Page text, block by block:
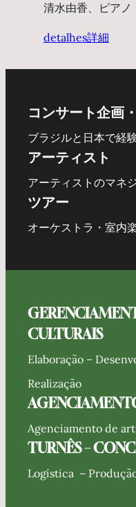
清水由香、ピアノ
detalhes詳細
コンサート企画
ブラジルと日本で経
アーティスト
アーティストのマネ
ツアー
オーケストラ・室内
CULTURAIS
Elaboração –
Realização
Agenciamento de
TURNÊS –
Logística –